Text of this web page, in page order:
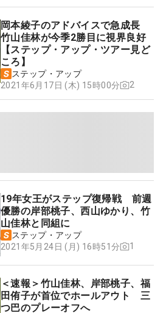
岡本綾子のアドバイスで急成長
竹山佳林が今季2勝目に視界良好
【ステップ・アップ・ツアー見ど
ころ】
ステップ・アップ
2021年6月17日 (木) 15時00分
2
19年女王がステップ復帰戦 前週
優勝の岸部桃子、西山ゆかり、竹
山佳林と同組に
ステップ・アップ
2021年5月24日 (月) 16時51分
1
＜速報＞竹山佳林、岸部桃子、福
田侑子が首位でホールアウト 三
つ巴のプレーオフへ